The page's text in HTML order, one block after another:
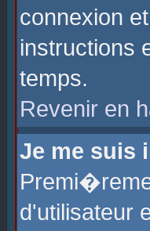
connexion
instructions
temps.
Revenir en
Je me suis
d'utilisateur